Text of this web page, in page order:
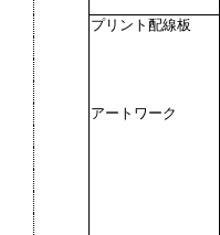
プリント配線板
アートワーク